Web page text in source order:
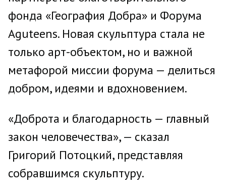
фонда «География Добра» и Форума
Aguteens. Новая скульптура стала не
только арт-объектом, но и важной
метафорой миссии форума — делиться
добром, идеями и вдохновением.
«Доброта и благодарность — главный
закон человечества», — сказал
Григорий Потоцкий, представляя
собравшимся скульптуру.